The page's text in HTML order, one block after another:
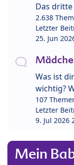
Das
2.638
Letzter
25. Jun
Was ist
wichtig?
107
Letzter
9. Jul 2026
Mein